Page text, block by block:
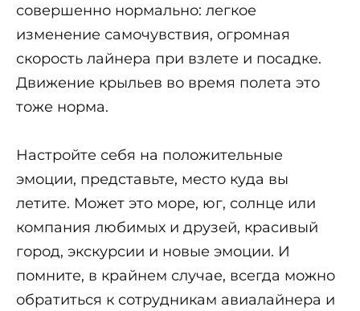
совершенно нормально: легкое
изменение самочувствия, огромная
скорость лайнера при взлете и посадке.
Движение крыльев во время полета это
тоже норма.
Настройте себя на положительные
эмоции, представьте, место куда вы
летите. Может это море, юг, солнце или
компания любимых и друзей, красивый
город, экскурсии и новые эмоции. И
помните, в крайнем случае, всегда можно
обратиться к сотрудникам авиалайнера и